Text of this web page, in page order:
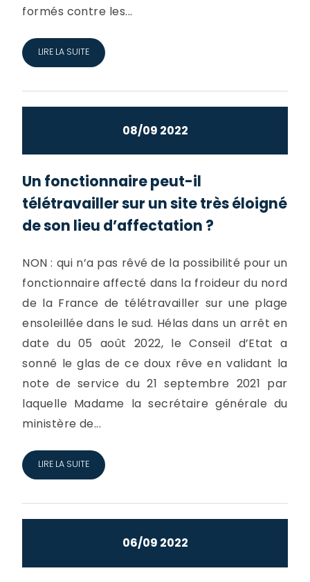
formés contre les...
LIRE LA SUITE
08/09 2022
Un fonctionnaire peut-il
télétravailler sur un site très éloigné
de son lieu d’affectation ?
NON : qui n’a pas rêvé de la possibilité pour un
fonctionnaire affecté dans la froideur du nord
de la France de télétravailler sur une plage
ensoleillée dans le sud. Hélas dans un arrêt en
date du 05 août 2022, le Conseil d’Etat a
sonné le glas de ce doux rêve en validant la
note de service du 21 septembre 2021 par
laquelle Madame la secrétaire générale du
ministère de...
LIRE LA SUITE
06/09 2022